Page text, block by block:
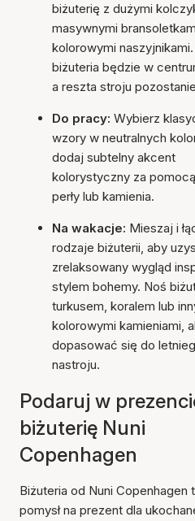
biżuterię z dużymi
masywnymi
kolorowymi
biżuteria będzie w
a reszta stroju
Do pracy: Wybierz
wzory w neutralnych
dodaj subtelny akcent
kolorystyczny za pomocą
perły lub kamienia.
Na wakacje: Mieszaj i
rodzaje biżuterii, aby
zrelaksowany wygląd
stylem bohemy. Noś
turkusem, koralem lub
kolorowymi kamieniami,
dopasować się do
nastroju.
Podaruj w
biżuterię Nuni
Copenhagen
Biżuteria od Nuni Copenhagen
pomysł na prezent dla